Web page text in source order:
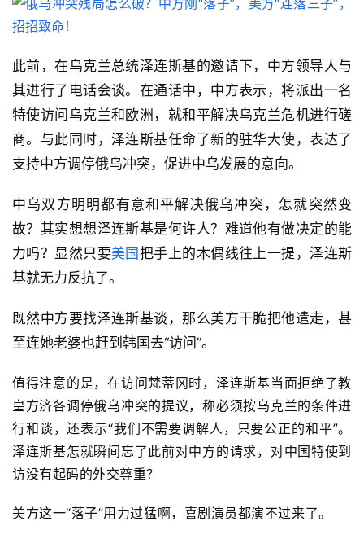
此前，在乌克兰总统泽连斯基的邀请下，中方领导人与
其进行了电话会谈。在通话中，中方表示，将派出一名
特使访问乌克兰和欧洲，就和平解决乌克兰危机进行磋
商。与此同时，泽连斯基任命了新的驻华大使，表达了
支持中方调停俄乌冲突，促进中乌发展的意向。
中乌双方明明都有意和平解决俄乌冲突，怎就突然变
故？其实想想泽连斯基是何许人？难道他有做决定的能
力吗？显然只要美国 把手上的木偶线往上一提，泽连斯
基就无力反抗了。
既然中方要找泽连斯基谈，那么美方干脆把他遣走，甚
至连她老婆也赶到韩国去“访问”。
值得注意的是，在访问梵蒂冈时，泽连斯基当面拒绝了教
皇方济各调停俄乌冲突的提议，称必须按乌克兰的条件进
行和谈，还表示“我们不需要调解人，只要公正的和平”。
泽连斯基怎就瞬间忘了此前对中方的请求，对中国特使到
访没有起码的外交尊重？
美方这一“落子”用力过猛啊，喜剧演员都演不过来了。